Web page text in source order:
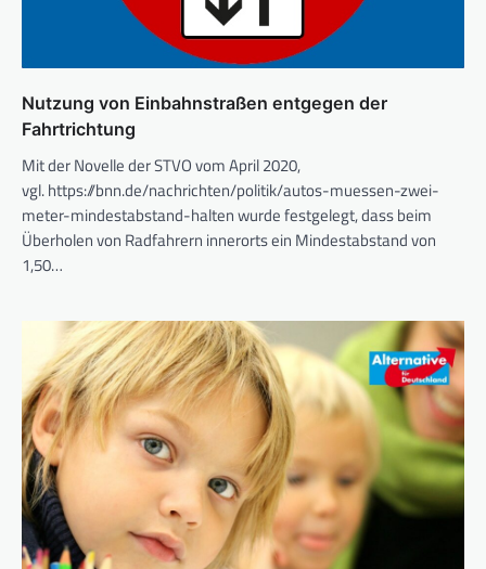
Nutzung von Einbahnstraßen entgegen der
Fahrtrichtung
Mit der Novelle der STVO vom April 2020,
vgl. https://bnn.de/nachrichten/politik/autos-muessen-zwei-
meter-mindestabstand-halten wurde festgelegt, dass beim
Überholen von Radfahrern innerorts ein Mindestabstand von
1,50…